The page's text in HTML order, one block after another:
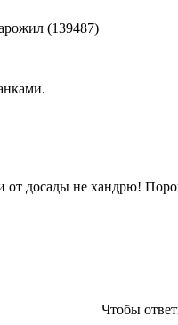
(139487)
от досады не хандрю!
Чтобы